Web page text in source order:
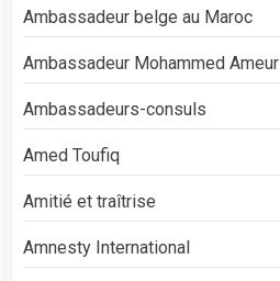
Ambassadeur belge au Maroc
Ambassadeur Mohammed Ameur
Ambassadeurs-consuls
Amed Toufiq
Amitié et traîtrise
Amnesty International